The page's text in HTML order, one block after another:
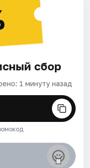
сбор
1 минуту назад